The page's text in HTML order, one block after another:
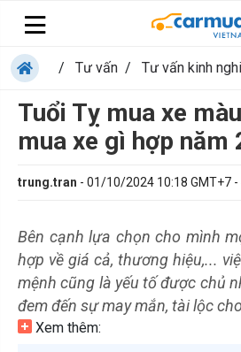
/ Tư vấn / Tư vấn kinh
Tuổi Tỵ mua xe
mua xe gì hợp năm
trung.tran - 01/10/2024 10:18 GMT+7 -
Bên cạnh lựa chọn cho mình
hợp về giá cả, thương hiệu,...
mệnh cũng là yếu tố được chủ
đem đến sự may mắn, tài lộc
Xem thêm: